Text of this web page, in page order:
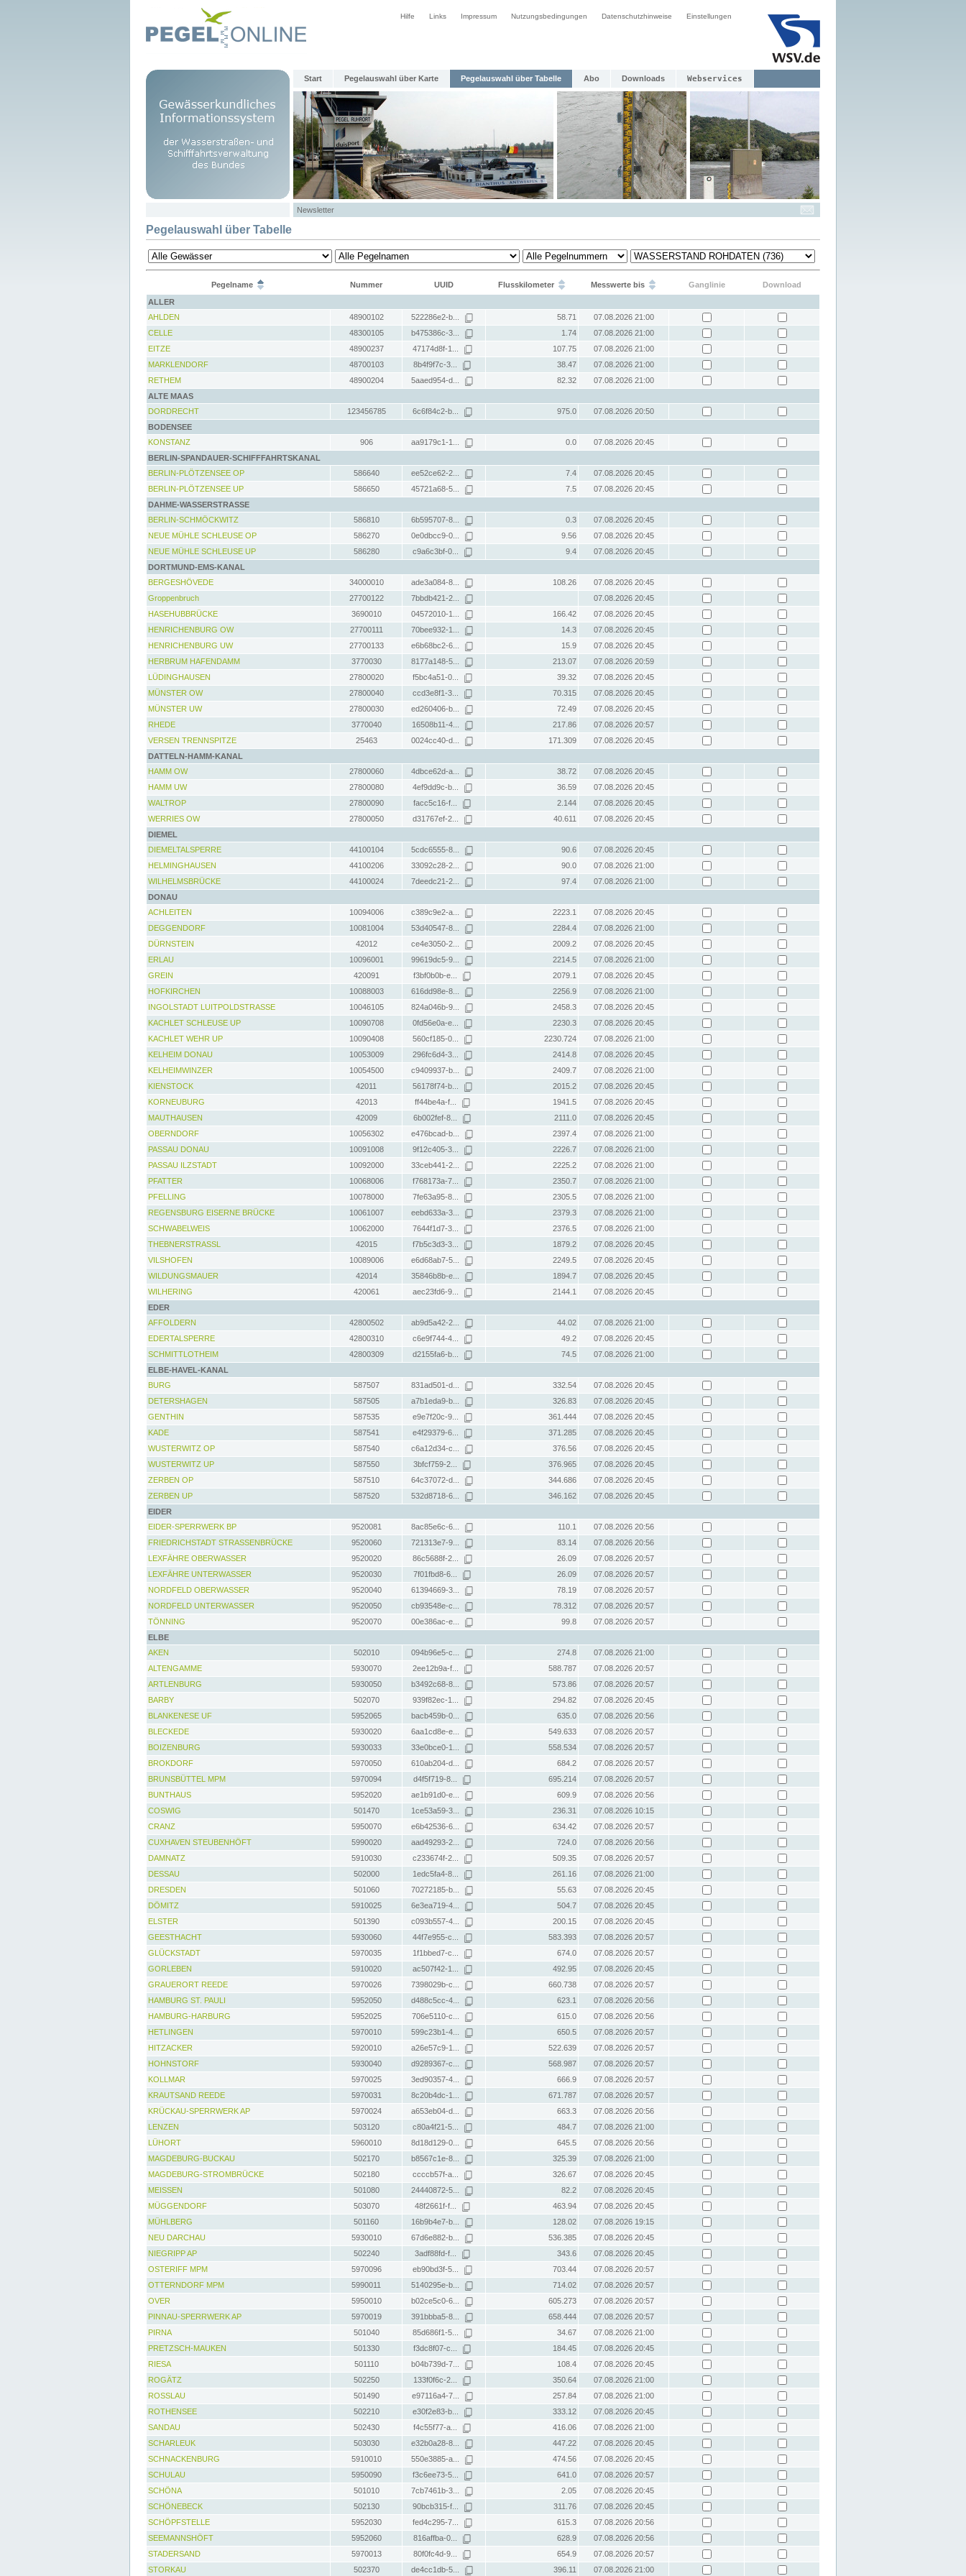
Hilfe Links Impressum Nutzungsbedingungen Datenschutzhinweise Einstellungen
Start Pegelauswahl über Karte Pegelauswahl über Tabelle Abo Downloads Webservices
Newsletter
Pegelauswahl über Tabelle
Pegelname Nummer UUID Flusskilometer Messwerte bis Ganglinie
Download
ALLER
AHLDEN
48900102 522286e2-b... 58.71
07.08.2026 21:00
CELLE
48300105 b475386c-3... 1.74
07.08.2026 21:00
EITZE
48900237 47174d8f-1... 107.75
07.08.2026 21:00
MARKLENDORF
48700103 8b4f9f7c-3... 38.47
07.08.2026 21:00
RETHEM
48900204 5aaed954-d... 82.32
07.08.2026 21:00
ALTE MAAS
DORDRECHT
123456785 6c6f84c2-b... 975.0
07.08.2026 20:50
BODENSEE
KONSTANZ
906 aa9179c1-1... 0.0
07.08.2026 20:45
BERLIN-SPANDAUER-SCHIFFFAHRTSKANAL
BERLIN-PLÖTZENSEE OP
586640 ee52ce62-2... 7.4
07.08.2026 20:45
BERLIN-PLÖTZENSEE UP
586650 45721a68-5... 7.5
07.08.2026 20:45
DAHME-WASSERSTRASSE
BERLIN-SCHMÖCKWITZ
586810 6b595707-8... 0.3
07.08.2026 20:45
NEUE MÜHLE SCHLEUSE OP
586270 0e0dbcc9-0... 9.56
07.08.2026 20:45
NEUE MÜHLE SCHLEUSE UP
586280 c9a6c3bf-0... 9.4
07.08.2026 20:45
DORTMUND-EMS-KANAL
BERGESHÖVEDE
34000010 ade3a084-8... 108.26
07.08.2026 20:45
Groppenbruch
27700122 7bbdb421-2...
07.08.2026 20:45
HASEHUBBRÜCKE
3690010 04572010-1... 166.42
07.08.2026 20:45
HENRICHENBURG OW
27700111 70bee932-1... 14.3
07.08.2026 20:45
HENRICHENBURG UW
27700133 e6b68bc2-6... 15.9
07.08.2026 20:45
HERBRUM HAFENDAMM
3770030 8177a148-5... 213.07
07.08.2026 20:59
LÜDINGHAUSEN
27800020 f5bc4a51-0... 39.32
07.08.2026 20:45
MÜNSTER OW
27800040 ccd3e8f1-3... 70.315
07.08.2026 20:45
MÜNSTER UW
27800030 ed260406-b... 72.49
07.08.2026 20:45
RHEDE
3770040 16508b11-4... 217.86
07.08.2026 20:57
VERSEN TRENNSPITZE
25463 0024cc40-d... 171.309
07.08.2026 20:45
DATTELN-HAMM-KANAL
HAMM OW
27800060 4dbce62d-a... 38.72
07.08.2026 20:45
HAMM UW
27800080 4ef9dd9c-b... 36.59
07.08.2026 20:45
WALTROP
27800090 facc5c16-f... 2.144
07.08.2026 20:45
WERRIES OW
27800050 d31767ef-2... 40.611
07.08.2026 20:45
DIEMEL
DIEMELTALSPERRE
44100104 5cdc6555-8... 90.6
07.08.2026 20:45
HELMINGHAUSEN
44100206 33092c28-2... 90.0
07.08.2026 21:00
WILHELMSBRÜCKE
44100024 7deedc21-2... 97.4
07.08.2026 21:00
DONAU
ACHLEITEN
10094006 c389c9e2-a... 2223.1
07.08.2026 20:45
DEGGENDORF
10081004 53d40547-8... 2284.4
07.08.2026 21:00
DÜRNSTEIN
42012 ce4e3050-2... 2009.2
07.08.2026 20:45
ERLAU
10096001 99619dc5-9... 2214.5
07.08.2026 21:00
GREIN
420091 f3bf0b0b-e... 2079.1
07.08.2026 20:45
HOFKIRCHEN
10088003 616dd98e-8... 2256.9
07.08.2026 21:00
INGOLSTADT LUITPOLDSTRASSE
10046105 824a046b-9... 2458.3
07.08.2026 20:45
KACHLET SCHLEUSE UP
10090708 0fd56e0a-e... 2230.3
07.08.2026 20:45
KACHLET WEHR UP
10090408 560cf185-0... 2230.724
07.08.2026 21:00
KELHEIM DONAU
10053009 296fc6d4-3... 2414.8
07.08.2026 20:45
KELHEIMWINZER
10054500 c9409937-b... 2409.7
07.08.2026 21:00
KIENSTOCK
42011 56178f74-b... 2015.2
07.08.2026 20:45
KORNEUBURG
42013 ff44be4a-f... 1941.5
07.08.2026 20:45
MAUTHAUSEN
42009 6b002fef-8... 2111.0
07.08.2026 20:45
OBERNDORF
10056302 e476bcad-b... 2397.4
07.08.2026 21:00
PASSAU DONAU
10091008 9f12c405-3... 2226.7
07.08.2026 21:00
PASSAU ILZSTADT
10092000 33ceb441-2... 2225.2
07.08.2026 21:00
PFATTER
10068006 f768173a-7... 2350.7
07.08.2026 21:00
PFELLING
10078000 7fe63a95-8... 2305.5
07.08.2026 21:00
REGENSBURG EISERNE BRÜCKE
10061007 eebd633a-3... 2379.3
07.08.2026 21:00
SCHWABELWEIS
10062000 7644f1d7-3... 2376.5
07.08.2026 21:00
THEBNERSTRASSL
42015 f7b5c3d3-3... 1879.2
07.08.2026 20:45
VILSHOFEN
10089006 e6d68ab7-5... 2249.5
07.08.2026 20:45
WILDUNGSMAUER
42014 35846b8b-e... 1894.7
07.08.2026 20:45
WILHERING
420061 aec23fd6-9... 2144.1
07.08.2026 20:45
EDER
AFFOLDERN
42800502 ab9d5a42-2... 44.02
07.08.2026 21:00
EDERTALSPERRE
42800310 c6e9f744-4... 49.2
07.08.2026 20:45
SCHMITTLOTHEIM
42800309 d2155fa6-b... 74.5
07.08.2026 21:00
ELBE-HAVEL-KANAL
BURG
587507 831ad501-d... 332.54
07.08.2026 20:45
DETERSHAGEN
587505 a7b1eda9-b... 326.83
07.08.2026 20:45
GENTHIN
587535 e9e7f20c-9... 361.444
07.08.2026 20:45
KADE
587541 e4f29379-6... 371.285
07.08.2026 20:45
WUSTERWITZ OP
587540 c6a12d34-c... 376.56
07.08.2026 20:45
WUSTERWITZ UP
587550 3bfcf759-2... 376.965
07.08.2026 20:45
ZERBEN OP
587510 64c37072-d... 344.686
07.08.2026 20:45
ZERBEN UP
587520 532d8718-6... 346.162
07.08.2026 20:45
EIDER
EIDER-SPERRWERK BP
9520081 8ac85e6c-6... 110.1
07.08.2026 20:56
FRIEDRICHSTADT STRASSENBRÜCKE
9520060 721313e7-9... 83.14
07.08.2026 20:56
LEXFÄHRE OBERWASSER
9520020 86c5688f-2... 26.09
07.08.2026 20:57
LEXFÄHRE UNTERWASSER
9520030 7f01fbd8-6... 26.09
07.08.2026 20:57
NORDFELD OBERWASSER
9520040 61394669-3... 78.19
07.08.2026 20:57
NORDFELD UNTERWASSER
9520050 cb93548e-c... 78.312
07.08.2026 20:57
TÖNNING
9520070 00e386ac-e... 99.8
07.08.2026 20:57
ELBE
AKEN
502010 094b96e5-c... 274.8
07.08.2026 21:00
ALTENGAMME
5930070 2ee12b9a-f... 588.787
07.08.2026 20:57
ARTLENBURG
5930050 b3492c68-8... 573.86
07.08.2026 20:57
BARBY
502070 939f82ec-1... 294.82
07.08.2026 20:45
BLANKENESE UF
5952065 bacb459b-0... 635.0
07.08.2026 20:56
BLECKEDE
5930020 6aa1cd8e-e... 549.633
07.08.2026 20:57
BOIZENBURG
5930033 33e0bce0-1... 558.534
07.08.2026 20:57
BROKDORF
5970050 610ab204-d... 684.2
07.08.2026 20:57
BRUNSBÜTTEL MPM
5970094 d4f5f719-8... 695.214
07.08.2026 20:57
BUNTHAUS
5952020 ae1b91d0-e... 609.9
07.08.2026 20:56
COSWIG
501470 1ce53a59-3... 236.31
07.08.2026 10:15
CRANZ
5950070 e6b42536-6... 634.42
07.08.2026 20:57
CUXHAVEN STEUBENHÖFT
5990020 aad49293-2... 724.0
07.08.2026 20:56
DAMNATZ
5910030 c233674f-2... 509.35
07.08.2026 20:57
DESSAU
502000 1edc5fa4-8... 261.16
07.08.2026 21:00
DRESDEN
501060 70272185-b... 55.63
07.08.2026 20:45
DÖMITZ
5910025 6e3ea719-4... 504.7
07.08.2026 20:45
ELSTER
501390 c093b557-4... 200.15
07.08.2026 20:45
GEESTHACHT
5930060 44f7e955-c... 583.393
07.08.2026 20:57
GLÜCKSTADT
5970035 1f1bbed7-c... 674.0
07.08.2026 20:57
GORLEBEN
5910020 ac507f42-1... 492.95
07.08.2026 20:45
GRAUERORT REEDE
5970026 7398029b-c... 660.738
07.08.2026 20:57
HAMBURG ST. PAULI
5952050 d488c5cc-4... 623.1
07.08.2026 20:56
HAMBURG-HARBURG
5952025 706e5110-c... 615.0
07.08.2026 20:56
HETLINGEN
5970010 599c23b1-4... 650.5
07.08.2026 20:57
HITZACKER
5920010 a26e57c9-1... 522.639
07.08.2026 20:57
HOHNSTORF
5930040 d9289367-c... 568.987
07.08.2026 20:57
KOLLMAR
5970025 3ed90357-4... 666.9
07.08.2026 20:57
KRAUTSAND REEDE
5970031 8c20b4dc-1... 671.787
07.08.2026 20:57
KRÜCKAU-SPERRWERK AP
5970024 a653eb04-d... 663.3
07.08.2026 20:56
LENZEN
503120 c80a4f21-5... 484.7
07.08.2026 21:00
LÜHORT
5960010 8d18d129-0... 645.5
07.08.2026 20:56
MAGDEBURG-BUCKAU
502170 b8567c1e-8... 325.39
07.08.2026 21:00
MAGDEBURG-STROMBRÜCKE
502180 ccccb57f-a... 326.67
07.08.2026 20:45
MEISSEN
501080 24440872-5... 82.2
07.08.2026 20:45
MÜGGENDORF
503070 48f2661f-f... 463.94
07.08.2026 20:45
MÜHLBERG
501160 16b9b4e7-b... 128.02
07.08.2026 19:15
NEU DARCHAU
5930010 67d6e882-b... 536.385
07.08.2026 20:45
NIEGRIPP AP
502240 3adf88fd-f... 343.6
07.08.2026 20:45
OSTERIFF MPM
5970096 eb90bd3f-5... 703.44
07.08.2026 20:57
OTTERNDORF MPM
5990011 5140295e-b... 714.02
07.08.2026 20:57
OVER
5950010 b02ce5c0-6... 605.273
07.08.2026 20:57
PINNAU-SPERRWERK AP
5970019 391bbba5-8... 658.444
07.08.2026 20:57
PIRNA
501040 85d686f1-5... 34.67
07.08.2026 21:00
PRETZSCH-MAUKEN
501330 f3dc8f07-c... 184.45
07.08.2026 20:45
RIESA
501110 b04b739d-7... 108.4
07.08.2026 20:45
ROGÄTZ
502250 133f0f6c-2... 350.64
07.08.2026 21:00
ROSSLAU
501490 e97116a4-7... 257.84
07.08.2026 21:00
ROTHENSEE
502210 e30f2e83-b... 333.12
07.08.2026 20:45
SANDAU
502430 f4c55f77-a... 416.06
07.08.2026 21:00
SCHARLEUK
503030 e32b0a28-8... 447.22
07.08.2026 20:45
SCHNACKENBURG
5910010 550e3885-a... 474.56
07.08.2026 20:45
SCHULAU
5950090 f3c6ee73-5... 641.0
07.08.2026 20:57
SCHÖNA
501010 7cb7461b-3... 2.05
07.08.2026 20:45
SCHÖNEBECK
502130 90bcb315-f... 311.76
07.08.2026 20:45
SCHÖPFSTELLE
5952030 fed4c295-7... 615.3
07.08.2026 20:56
SEEMANNSHÖFT
5952060 816affba-0... 628.9
07.08.2026 20:56
STADERSAND
5970013 80f0fc4d-9... 654.9
07.08.2026 20:57
STORKAU
502370 de4cc1db-5... 396.11 07.08.2026 21:00